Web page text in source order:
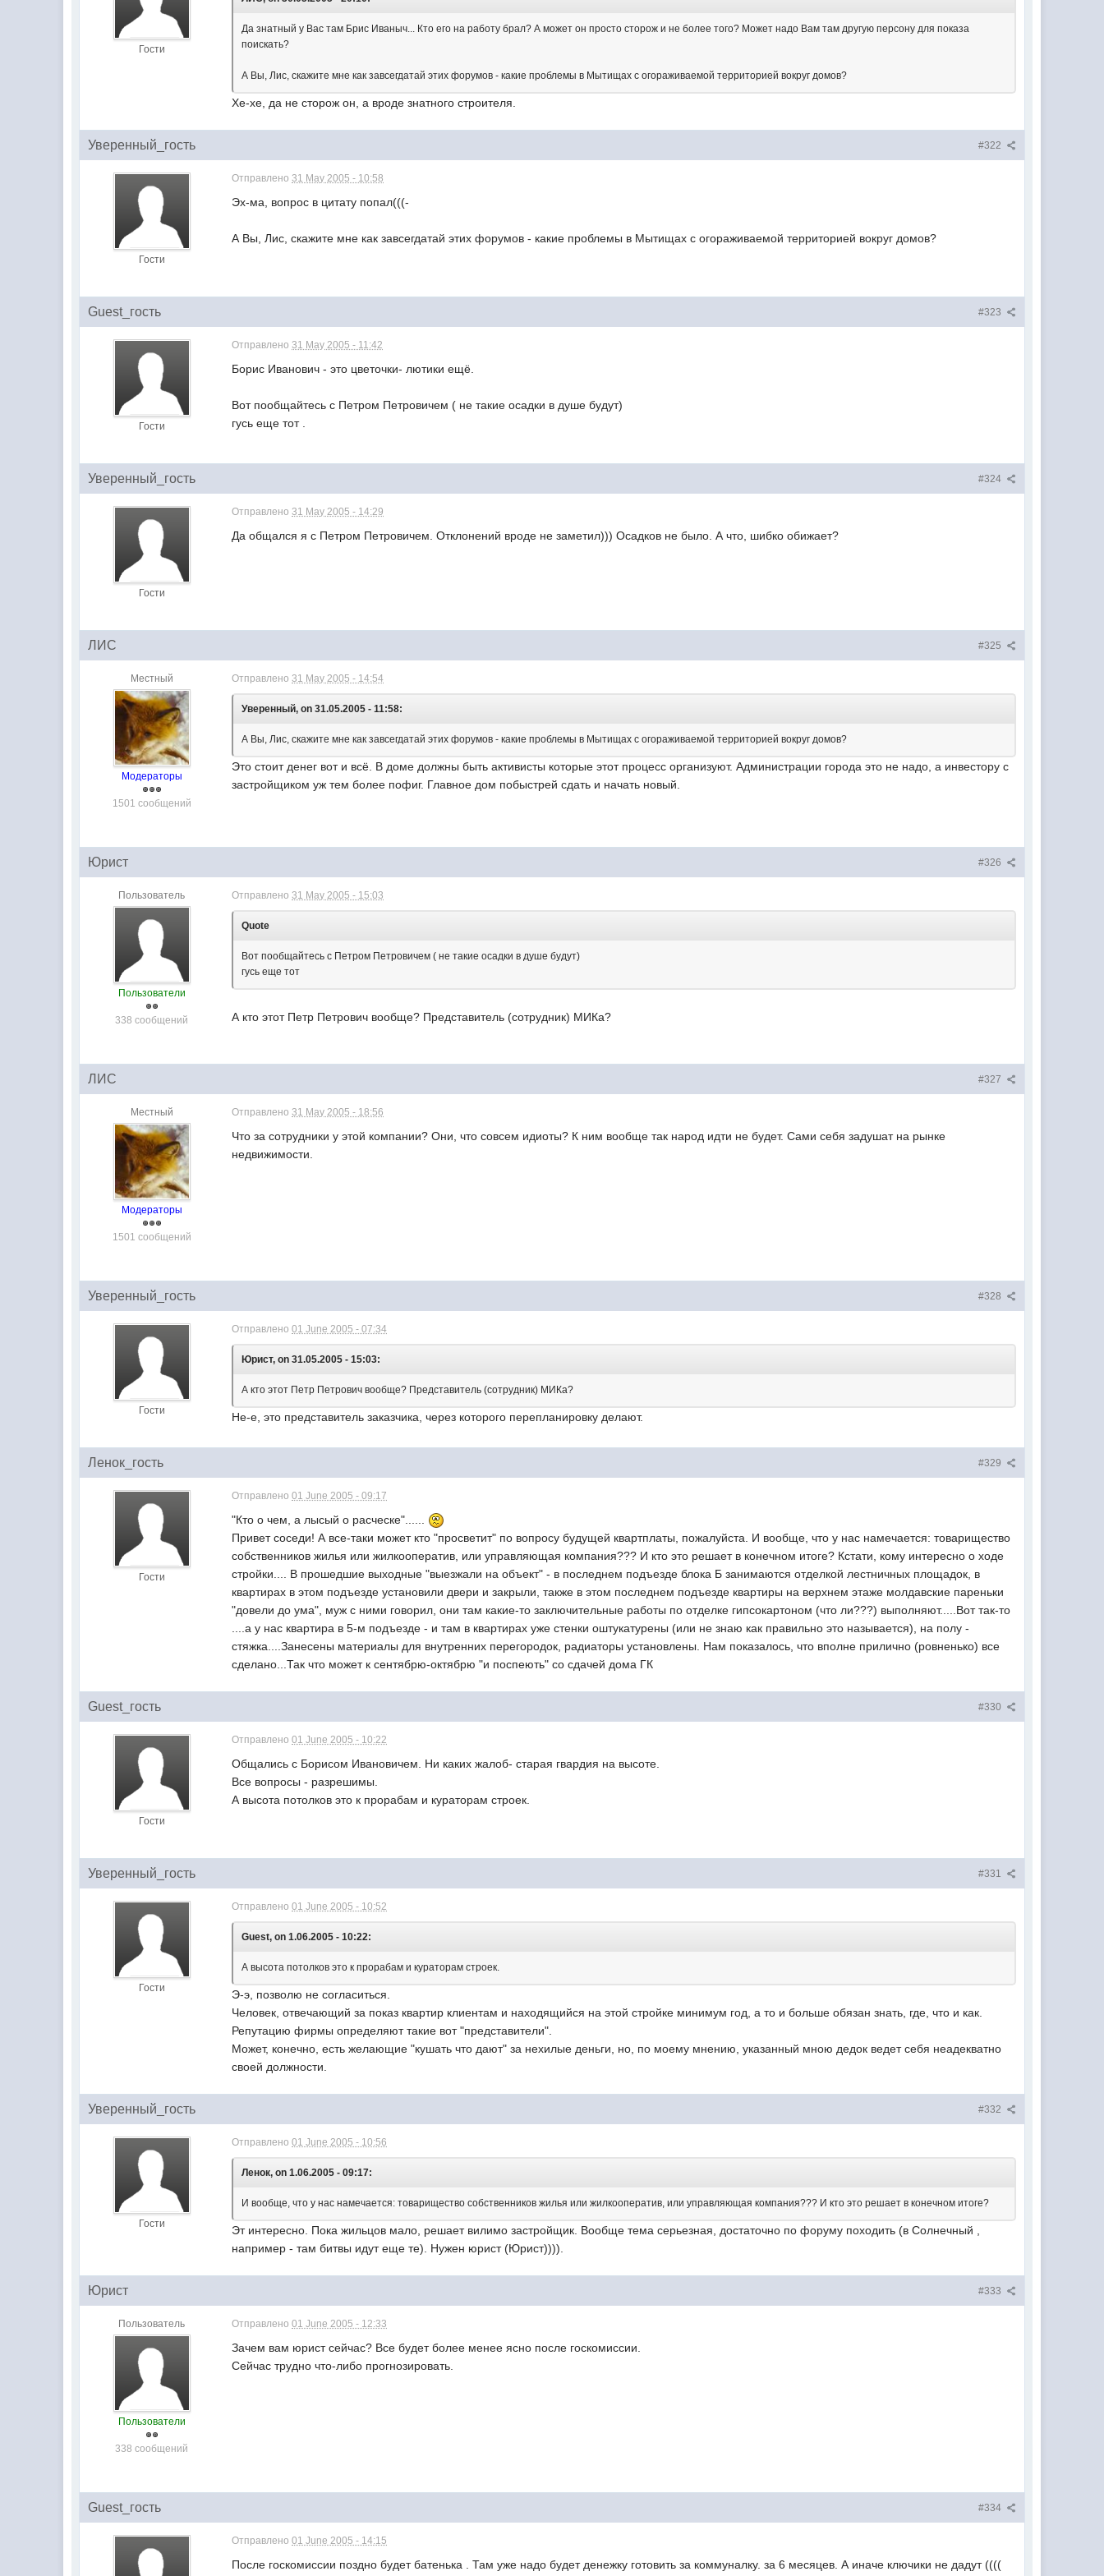
Гости
Да знатный у Вас там Брис Иваныч... Кто его на работу брал? А может он просто сторож и не более того? Может надо Вам там другую персону для показа
поискать?
А Вы, Лис, скажите мне как завсегдатай этих форумов - какие проблемы в Мытищах с огораживаемой территорией вокруг домов?
Хе-хе, да не сторож он, а вроде знатного строителя.
#322
Уверенный_гость
Гости
Отправлено31 May 2005 - 10:58
Эх-ма, вопрос в цитату попал(((-
А Вы, Лис, скажите мне как завсегдатай этих форумов - какие проблемы в Мытищах с огораживаемой территорией вокруг домов?
#323
Guest_гость
Гости
Отправлено31 May 2005 - 11:42
Борис Иванович - это цветочки- лютики ещё.
Вот пообщайтесь с Петром Петровичем ( не такие осадки в душе будут)
гусь еще тот .
#324
Уверенный_гость
Гости
Отправлено31 May 2005 - 14:29
Да общался я с Петром Петровичем. Отклонений вроде не заметил))) Осадков не было. А что, шибко обижает?
#325
ЛИС
Местный
Модераторы
1501 сообщений
Отправлено31 May 2005 - 14:54
Уверенный, on 31.05.2005 - 11:58:
А Вы, Лис, скажите мне как завсегдатай этих форумов - какие проблемы в Мытищах с огораживаемой территорией вокруг домов?
Это стоит денег вот и всё. В доме должны быть активисты которые этот процесс организуют. Администрации города это не надо, а инвестору с
застройщиком уж тем более пофиг. Главное дом побыстрей сдать и начать новый.
#326
Юрист
Пользователь
Пользователи
338 сообщений
Отправлено31 May 2005 - 15:03
Quote
Вот пообщайтесь с Петром Петровичем ( не такие осадки в душе будут)
гусь еще тот
А кто этот Петр Петрович вообще? Представитель (сотрудник) МИКа?
#327
ЛИС
Местный
Модераторы
1501 сообщений
Отправлено31 May 2005 - 18:56
Что за сотрудники у этой компании? Они, что совсем идиоты? К ним вообще так народ идти не будет. Сами себя задушат на рынке
недвижимости.
#328
Уверенный_гость
Гости
Отправлено01 June 2005 - 07:34
Юрист, on 31.05.2005 - 15:03:
А кто этот Петр Петрович вообще? Представитель (сотрудник) МИКа?
Не-е, это представитель заказчика, через которого перепланировку делают.
#329
Ленок_гость
Гости
Отправлено01 June 2005 - 09:17
"Кто о чем, а лысый о расческе"......
Привет соседи! А все-таки может кто "просветит" по вопросу будущей квартплаты, пожалуйста. И вообще, что у нас намечается: товарищество
собственников жилья или жилкооператив, или управляющая компания??? И кто это решает в конечном итоге? Кстати, кому интересно о ходе
стройки.... В прошедшие выходные "выезжали на объект" - в последнем подъезде блока Б занимаются отделкой лестничных площадок, в
квартирах в этом подъезде установили двери и закрыли, также в этом последнем подъезде квартиры на верхнем этаже молдавские пареньки
"довели до ума", муж с ними говорил, они там какие-то заключительные работы по отделке гипсокартоном (что ли???) выполняют.....Вот так-то
....а у нас квартира в 5-м подъезде - и там в квартирах уже стенки оштукатурены (или не знаю как правильно это называется), на полу -
стяжка....Занесены материалы для внутренних перегородок, радиаторы установлены. Нам показалось, что вполне прилично (ровненько) все
сделано...Так что может к сентябрю-октябрю "и поспеють" со сдачей дома ГК
#330
Guest_гость
Гости
Отправлено01 June 2005 - 10:22
Общались с Борисом Ивановичем. Ни каких жалоб- старая гвардия на высоте.
Все вопросы - разрешимы.
А высота потолков это к прорабам и кураторам строек.
#331
Уверенный_гость
Гости
Отправлено01 June 2005 - 10:52
Guest, on 1.06.2005 - 10:22:
А высота потолков это к прорабам и кураторам строек.
Э-э, позволю не согласиться.
Человек, отвечающий за показ квартир клиентам и находящийся на этой стройке минимум год, а то и больше обязан знать, где, что и как.
Репутацию фирмы определяют такие вот "представители".
Может, конечно, есть желающие "кушать что дают" за нехилые деньги, но, по моему мнению, указанный мною дедок ведет себя неадекватно
своей должности.
#332
Уверенный_гость
Гости
Отправлено01 June 2005 - 10:56
Ленок, on 1.06.2005 - 09:17:
И вообще, что у нас намечается: товарищество собственников жилья или жилкооператив, или управляющая компания??? И кто это решает в конечном итоге?
Эт интересно. Пока жильцов мало, решает вилимо застройщик. Вообще тема серьезная, достаточно по форуму походить (в Солнечный ,
например - там битвы идут еще те). Нужен юрист (Юрист)))).
#333
Юрист
Пользователь
Пользователи
338 сообщений
Отправлено01 June 2005 - 12:33
Зачем вам юрист сейчас? Все будет более менее ясно после госкомиссии.
Сейчас трудно что-либо прогнозировать.
#334
Guest_гость
Отправлено01 June 2005 - 14:15
После госкомиссии поздно будет батенька . Там уже надо будет денежку готовить за коммуналку. за 6 месяцев. А иначе ключики не дадут ((((